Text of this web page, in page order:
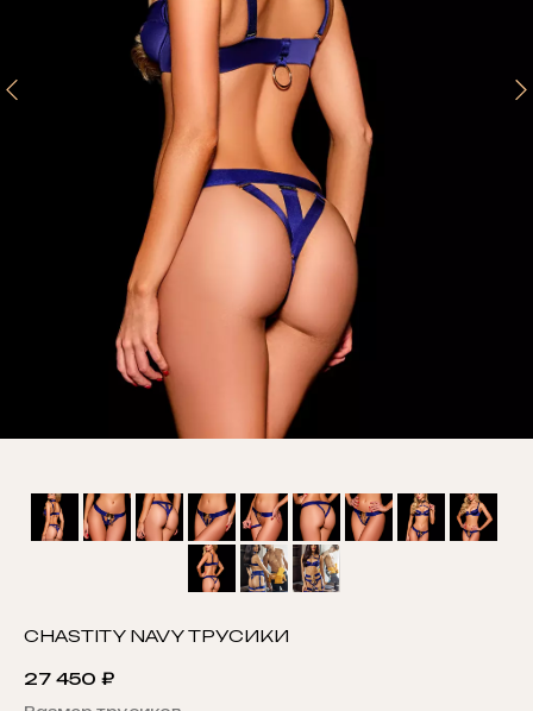
CHASTITY NAVY ТРУСИКИ
27 450 ₽